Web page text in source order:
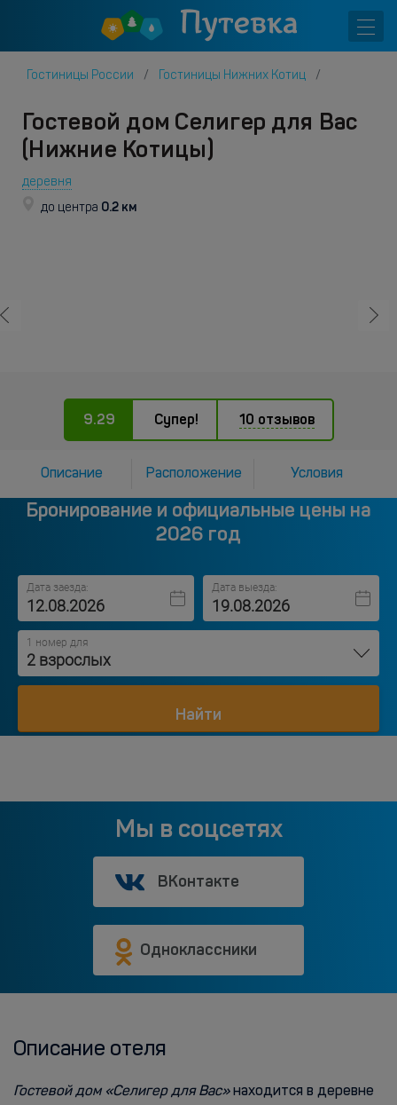
Гостиницы России Гостиницы Нижних Котиц
Гостевой дом Селигер для Вас
(Нижние Котицы)
деревня
до центра 0.2 км
9.29 Супер! 10 отзывов
Описание Расположение Условия
Бронирование и официальные цены на
2026 год
Дата заезда: Дата выезда:
1 номер для
2 взрослых
Найти
Мы в соцсетях
ВКонтакте
Одноклассники
Описание отеля
Гостевой дом «Селигер для Вас»находится в деревне